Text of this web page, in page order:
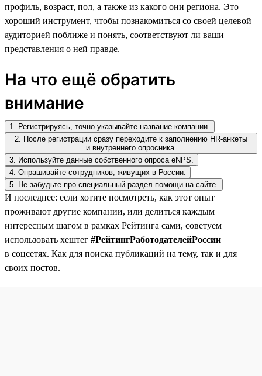
профиль, возраст, пол, а также из какого они региона. Это
хороший инструмент, чтобы познакомиться со своей целевой
аудиторией поближе и понять, соответствуют ли ваши
представления о ней правде.
На что ещё обратить
внимание
1. Регистрируясь, точно указывайте название компании.
2. После регистрации сразу переходите к заполнению HR-анкеты
и внутреннего опросника.
3. Используйте данные собственного опроса eNPS.
4. Опрашивайте сотрудников, живущих в России.
5. Не забудьте про специальный раздел помощи на сайте.
И последнее: если хотите посмотреть, как этот опыт
проживают другие компании, или делиться каждым
интересным шагом в рамках Рейтинга сами, советуем
использовать хештег #РейтингРаботодателейРоссии
в соцсетях. Как для поиска публикаций на тему, так и для
своих постов.